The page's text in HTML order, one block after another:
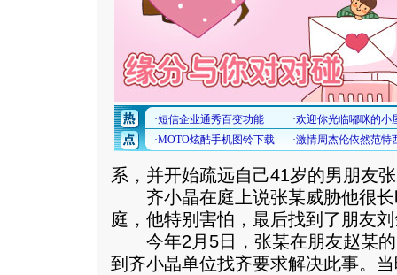
系，并开始疏远自己41岁的男朋友
齐小晶在庭上说张某威胁他很长
庭，他特别害怕，最后找到了朋友
今年2月5日，张某在朋友赵某的
到齐小晶单位找齐要求解决此事。